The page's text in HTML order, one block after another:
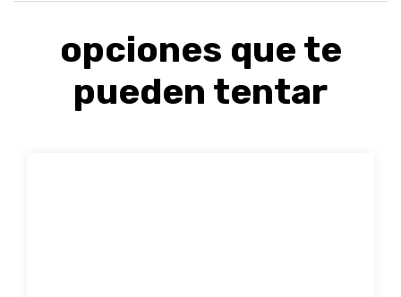
opciones que te
pueden tentar